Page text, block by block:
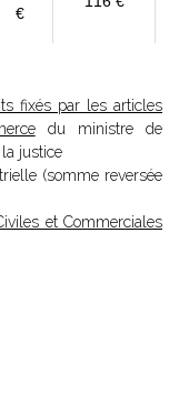
€
fixés par les articles
du ministre de
justice
(somme reversée
et Commerciales